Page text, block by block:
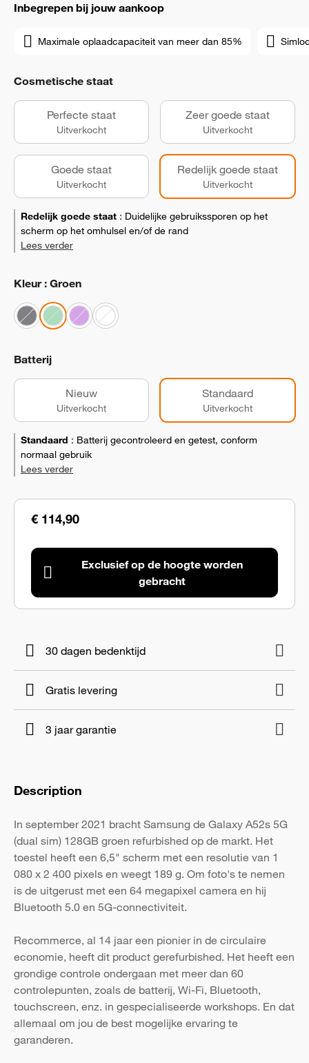
Inbegrepen bij jouw aankoop
Maximale oplaadcapaciteit van meer dan 85%
€ 114,90
Exclusief op de hoogte worden
gebracht
Cosmetische staat
Perfecte staat
Uitverkocht
Zeer goede staat
Uitverkocht
Goede staat
Uitverkocht
Redelijk goede staat
Uitverkocht
Redelijk goede staat : Duidelijke gebruikssporen op het
scherm op het omhulsel en/of de rand
Lees verder
Kleur : Groen
Batterij
Nieuw
Uitverkocht
Standaard
Uitverkocht
Standaard : Batterij gecontroleerd en getest, conform
normaal gebruik
Lees verder
30 dagen bedenktijd
Gratis levering
3 jaar garantie
Description
In september 2021 bracht Samsung de Galaxy A52s 5G
(dual sim) 128GB groen refurbished op de markt. Het
toestel heeft een 6,5" scherm met een resolutie van 1
080 x 2 400 pixels en weegt 189 g. Om foto's te nemen
is de uitgerust met een 64 megapixel camera en hij
Bluetooth 5.0 en 5G-connectiviteit.
Recommerce, al 14 jaar een pionier in de circulaire
economie, heeft dit product gerefurbished. Het heeft een
grondige controle ondergaan met meer dan 60
controlepunten, zoals de batterij, Wi-Fi, Bluetooth,
touchscreen, enz. in gespecialiseerde workshops. En dat
allemaal om jou de best mogelijke ervaring te
garanderen.